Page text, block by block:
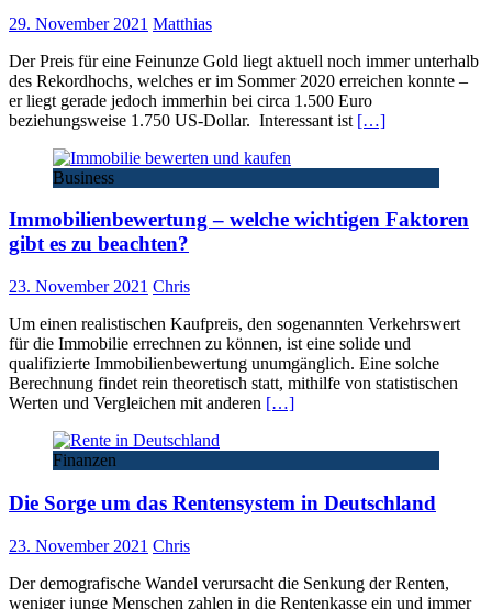
29. November 2021 Matthias
Der Preis für eine Feinunze Gold liegt aktuell noch immer unterhalb
des Rekordhochs, welches er im Sommer 2020 erreichen konnte –
er liegt gerade jedoch immerhin bei circa 1.500 Euro
beziehungsweise 1.750 US-Dollar. Interessant ist […]
Business
Immobilienbewertung – welche wichtigen Faktoren
gibt es zu beachten?
23. November 2021 Chris
Um einen realistischen Kaufpreis, den sogenannten Verkehrswert
für die Immobilie errechnen zu können, ist eine solide und
qualifizierte Immobilienbewertung unumgänglich. Eine solche
Berechnung findet rein theoretisch statt, mithilfe von statistischen
Werten und Vergleichen mit anderen […]
Finanzen
Die Sorge um das Rentensystem in Deutschland
23. November 2021 Chris
Der demografische Wandel verursacht die Senkung der Renten,
weniger junge Menschen zahlen in die Rentenkasse ein und immer